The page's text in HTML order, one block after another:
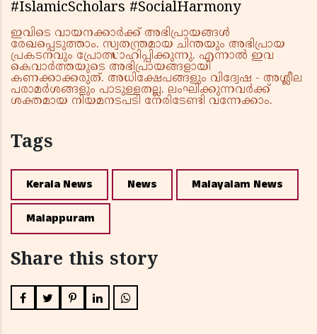
#IslamicScholars #SocialHarmony
ഇവിടെ വായനക്കാർക്ക് അഭിപ്രായങ്ങൾ
രേഖപ്പെടുത്താം. സ്വതന്ത്രമായ ചിന്തയും അഭിപ്രായ
പ്രകടനവും പ്രോത്സാഹിപ്പിക്കുന്നു. എന്നാൽ ഇവ
കെവാർത്തയുടെ അഭിപ്രായങ്ങളായി
കണക്കാക്കരുത്. അധിക്ഷേപങ്ങളും വിദ്വേഷ - അശ്ലീല
പരാമർശങ്ങളും പാടുള്ളതല്ല. ലംഘിക്കുന്നവർക്ക്
ശക്തമായ നിയമനടപടി നേരിടേണ്ടി വന്നേക്കാം.
Tags
Kerala News News Malayalam News
Malappuram
Share this story